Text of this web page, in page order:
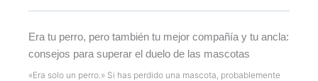
Era tu perro, pero también tu mejor compañía y tu ancla:
consejos para superar el duelo de las mascotas
«Era solo un perro.» Si has perdido una mascota, probablemente